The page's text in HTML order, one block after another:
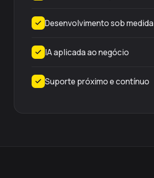
Desenvolvimento sob medida
IA aplicada ao negócio
Suporte próximo e contínuo